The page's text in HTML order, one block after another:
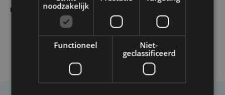
maandenlange coma overleden
noodzakelijk
Functioneel
Niet-
geclassificeerd